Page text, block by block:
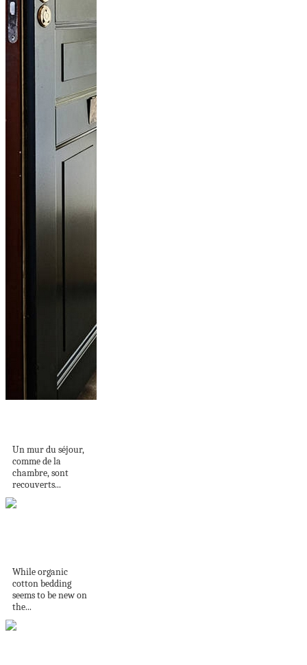
Un mur du séjour,
comme de la
chambre, sont
recouverts...
While organic
cotton bedding
seems to be new on
the...